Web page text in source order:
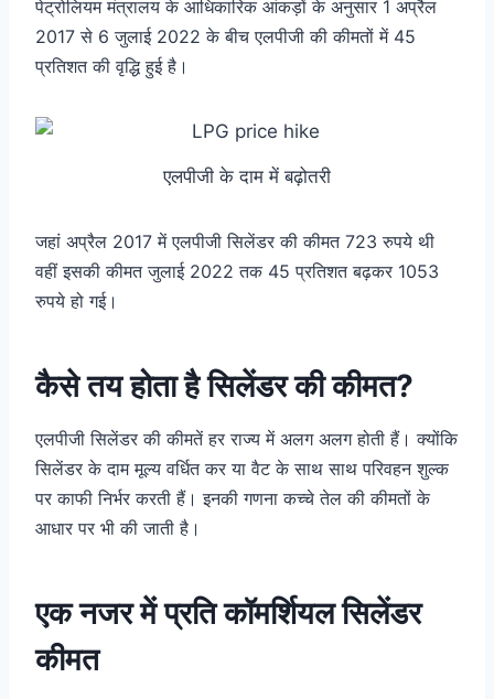
पेट्रोलियम मंत्रालय के आधिकारिक आंकड़ों के अनुसार 1 अप्रैल
2017 से 6 जुलाई 2022 के बीच एलपीजी की कीमतों में 45
प्रतिशत की वृद्धि हुई है।
एलपीजी के दाम में बढ़ोतरी
जहां अप्रैल 2017 में एलपीजी सिलेंडर की कीमत 723 रुपये थी
वहीं इसकी कीमत जुलाई 2022 तक 45 प्रतिशत बढ़कर 1053
रुपये हो गई।
कैसे तय होता है सिलेंडर की कीमत?
एलपीजी सिलेंडर की कीमतें हर राज्य में अलग अलग होती हैं। क्योंकि
सिलेंडर के दाम मूल्य वर्धित कर या वैट के साथ साथ परिवहन शुल्क
पर काफी निर्भर करती हैं। इनकी गणना कच्चे तेल की कीमतों के
आधार पर भी की जाती है।
एक नजर में प्रति कॉमर्शियल सिलेंडर
कीमत